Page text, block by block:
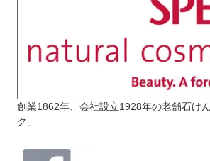
創業1862年、会社設立1928年の老舗石け
ク」